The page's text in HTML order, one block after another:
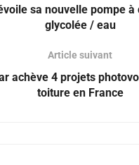
sa nouvelle pompe à
glycolée / eau
Article suivant
achève 4 projets
toiture en France